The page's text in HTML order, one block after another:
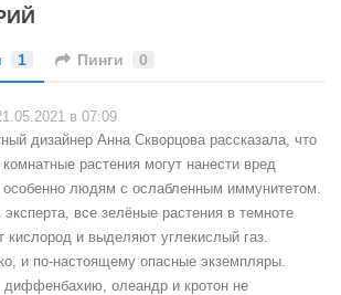
1 Пинги 0
в 07:09
дизайнер Анна Скворцова рассказала, что
растения могут нанести вред
людям с ослабленным иммунитетом.
все зелёные растения в темноте
кислород и выделяют углекислый газ.
и по-настоящему опасные экземпляры.
диффенбахию, олеандр и кротон не